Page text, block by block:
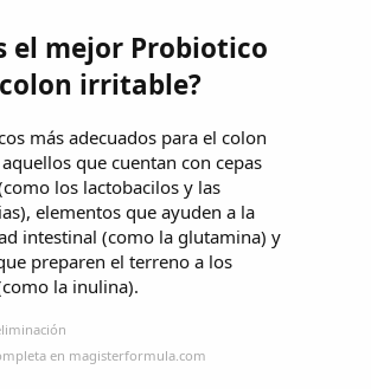
el mejor Probiotico
irritable?
más adecuados para el colon
que cuentan con cepas
los lactobacilos y las
elementos que ayuden a la
intestinal (como la glutamina) y
preparen el terreno a los
la inulina).
en magisterformula.com